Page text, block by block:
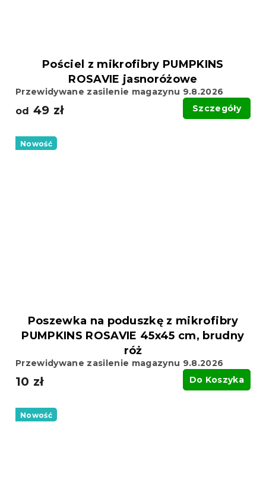
Pościel z mikrofibry PUMPKINS
ROSAVIE jasnoróżowe
Przewidywane zasilenie magazynu 9.8.2026
od 49 zł Szczegóły
Nowość
Poszewka na poduszkę z mikrofibry
PUMPKINS ROSAVIE 45x45 cm, brudny
róż
Przewidywane zasilenie magazynu 9.8.2026
10 zł Do Koszyka
Nowość